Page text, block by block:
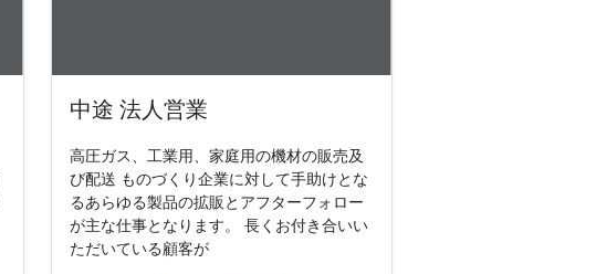
中途 法人営業
高圧ガス、工業用、家庭用の機材の販売及
び配送 ものづくり企業に対して手助けとな
るあらゆる製品の拡販とアフターフォロー
が主な仕事となります。 長くお付き合いい
ただいている顧客が